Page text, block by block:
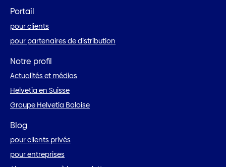
Portail
pour clients
pour partenaires de distribution
Notre profil
Actualités et médias
Helvetia en Suisse
Groupe Helvetia Baloise
Blog
pour clients privés
pour entreprises